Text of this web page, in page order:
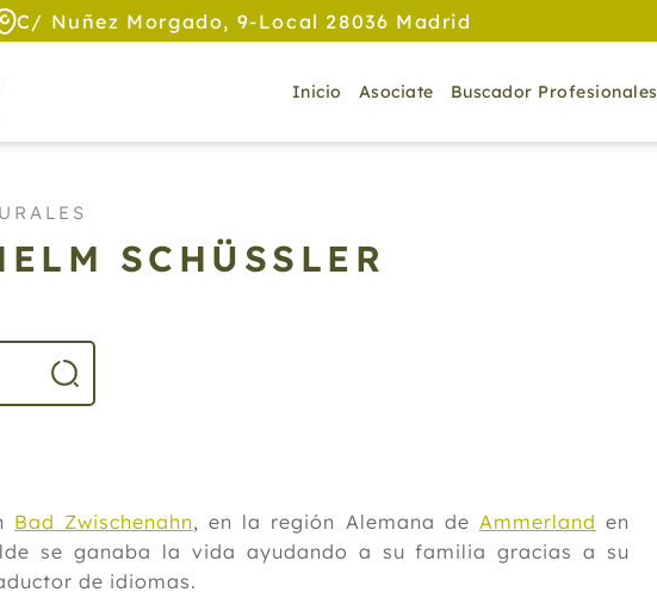
C/ Nuñez Morgado, 9-Local 28036 Madrid
Inicio Asociate Buscador Profesionales
SCHÜSSLER
Bad Zwischenahn, en la región Alemana de Ammerland en
se ganaba la vida ayudando a su familia gracias a su
de idiomas.